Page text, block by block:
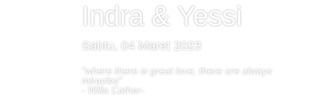
Of
Indra & Yessi
Sabtu, 04 Maret 2023
"where there is great love, there are always
miracles"
- Willa Cather-